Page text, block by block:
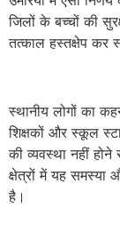
जिलों के बच्चों की
तत्काल हस्तक्षेप कर
स्थानीय लोगों का
शिक्षकों और स्कूल
की व्यवस्था नहीं होने
क्षेत्रों में यह समस्या
है।